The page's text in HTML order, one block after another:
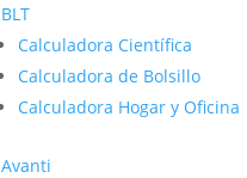
BLT
Calculadora Científica
Calculadora de Bolsillo
Calculadora Hogar y Oficina
Avanti